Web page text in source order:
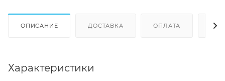
ОПИСАНИЕ ДОСТАВКА ОПЛАТА
Характеристики